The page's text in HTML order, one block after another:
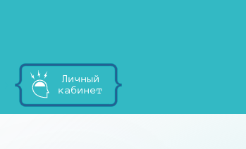
Личный
кабинет